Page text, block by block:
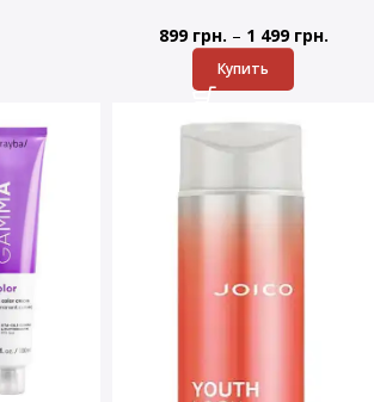
899 грн. – 1 499 грн.
Купить